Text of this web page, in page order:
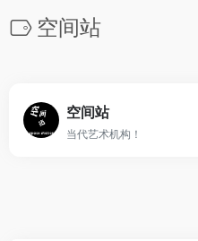
空间站
空间站
当代艺术机构！